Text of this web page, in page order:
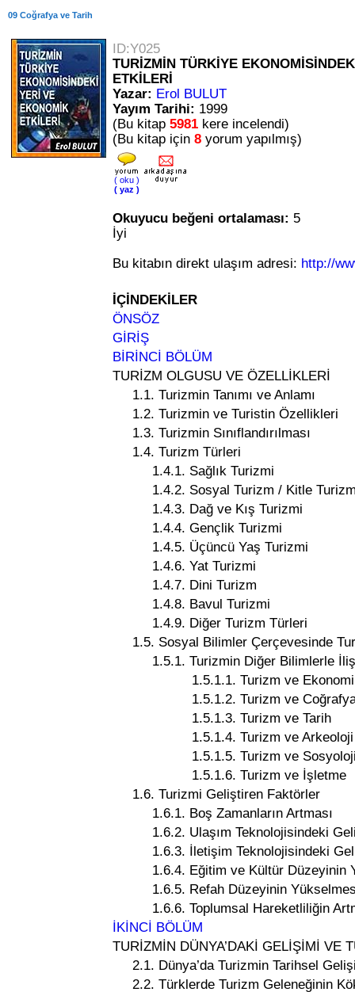
09 Coğrafya ve Tarih
ID:Y025
TURİZMİN TÜRKİYE
ETKİLERİ
Yazar: Erol BULUT
Yayım Tarihi: 1999
(Bu kitap 5981 kere incelendi)
(Bu kitap için 8 yorum yapılmış)
( oku )
( yaz )
Okuyucu beğeni ortalaması: 5
İyi
Bu kitabın direkt ulaşım adresi: http://
İÇİNDEKİLER
ÖNSÖZ
GİRİŞ
BİRİNCİ BÖLÜM
TURİZM OLGUSU VE ÖZELLİKLERİ
1.1. Turizmin Tanımı ve Anlamı
1.2. Turizmin ve Turistin Özellikleri
1.3. Turizmin Sınıflandırılması
1.4. Turizm Türleri
1.4.1. Sağlık Turizmi
1.4.2. Sosyal Turizm / Kitle
1.4.3. Dağ ve Kış Turizmi
1.4.4. Gençlik Turizmi
1.4.5. Üçüncü Yaş Turizmi
1.4.6. Yat Turizmi
1.4.7. Dini Turizm
1.4.8. Bavul Turizmi
1.4.9. Diğer Turizm Türleri
1.5. Sosyal Bilimler Çerçevesinde
1.5.1. Turizmin Diğer Bilimlerle
1.5.1.1. Turizm ve Ekonomi
1.5.1.2. Turizm ve
1.5.1.3. Turizm ve Tarih
1.5.1.4. Turizm ve Arkeoloji
1.5.1.5. Turizm ve
1.5.1.6. Turizm ve İşletme
1.6. Turizmi Geliştiren Faktörler
1.6.1. Boş Zamanların Artması
1.6.2. Ulaşım Teknolojisindeki
1.6.3. İletişim Teknolojisindeki
1.6.4. Eğitim ve Kültür Düzeyinin
1.6.5. Refah Düzeyinin
1.6.6. Toplumsal Hareketliliğin
İKİNCİ BÖLÜM
TURİZMİN DÜNYA’DAKİ GELİŞİMİ VE
2.1. Dünya’da Turizmin Tarihsel
2.2. Türklerde Turizm Geleneğinin